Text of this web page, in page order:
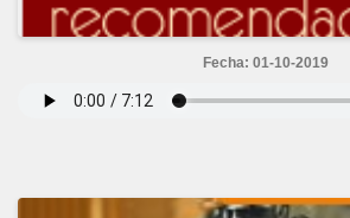
Fecha: 01-10-2019